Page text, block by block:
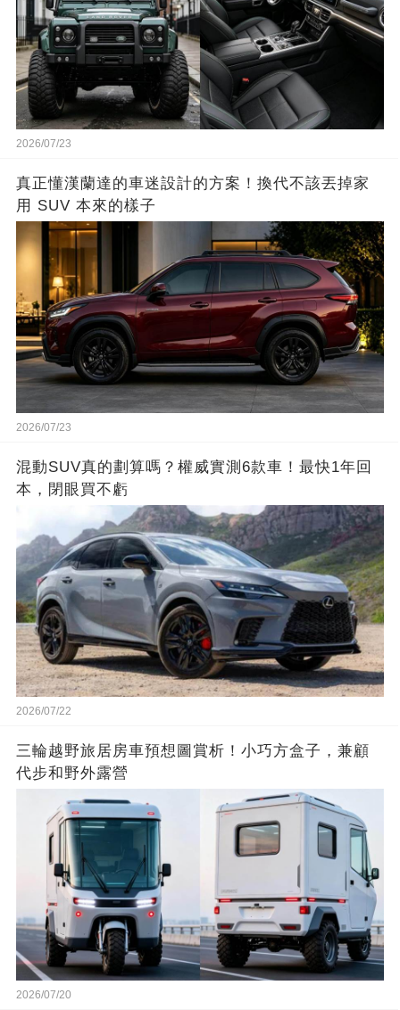
2026/07/23
真正懂漢蘭達的車迷設計的方案！換代不該丟掉家
用 SUV 本來的樣子
2026/07/23
混動SUV真的劃算嗎？權威實測6款車！最快1年回
本，閉眼買不虧
2026/07/22
三輪越野旅居房車預想圖賞析！小巧方盒子，兼顧
代步和野外露營
2026/07/20